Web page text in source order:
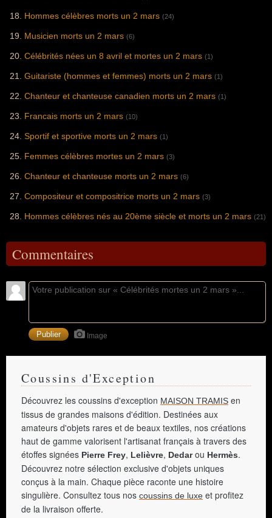
Hommes célèbres morts un 2 mars (24)
Musicien morts un 2 mars (6)
Célébrités nées un 8 avril et mortes un 2 mars (1)
Guitariste (hommes et femmes) morts un 2 mars (1)
Chanteur et chanteuse canadien morts un 2 mars (1)
Francais morts un 2 mars (10)
Sportif et sportive morts un 2 mars (1)
Femmes célèbres mortes un 2 mars (3)
Chanteur et chanteuse morts un 2 mars (6)
Compositeur et compositrice morts un 2 mars (3)
Hommes célèbres nés au 20ème siècle et morts un 2 mars (21)
Commentaires
Image
Coussins d'Exception
Découvrez les coussins d'exception MAISON TRAMIS en
tissus de grandes maisons d'édition. Destinées aux
amateurs d'objets rares et de beaux textiles, nos créations
haut de gamme valorisent l'artisanat français à travers des
étoffes signées Pierre Frey, Lelièvre, Dedarou Hermès.
Découvrez notre sélection exclusive d'objets uniques
conçus à la main. Chaque pièce raconte une histoire
singulière. Consultez tous nos coussins de luxe et profitez
de la livraison offerte.